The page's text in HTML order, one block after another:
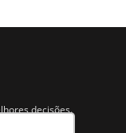
decisões.